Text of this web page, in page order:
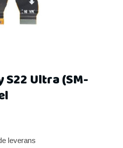
S22 Ultra (SM-
leverans